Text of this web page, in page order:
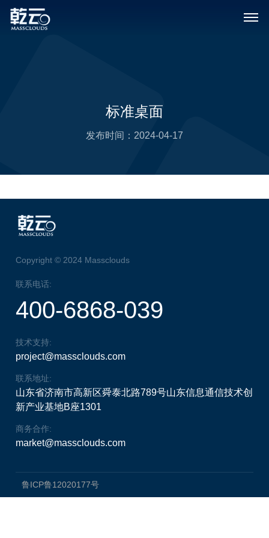
标准桌面
发布时间： 2024-04-17
Copyright © 2024 Massclouds
联系电话:
400-6868-039
技术支持:
project@massclouds.com
联系地址:
山东省济南市高新区舜泰北路789号山东信息通信技术创
新产业基地B座1301
商务合作:
market@massclouds.com
鲁ICP鲁12020177号